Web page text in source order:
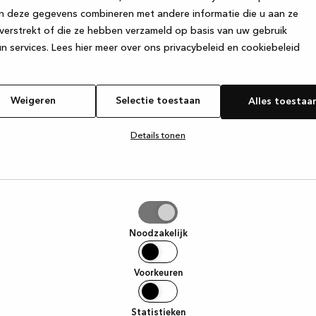
deze gegevens combineren met andere informatie die u aan ze
of die ze hebben verzameld op basis van uw gebruik
services. Lees hier meer over ons privacybeleid en cookiebeleid
Weigeren Selectie toestaan Alles
Details tonen
Noodzakelijk
Voorkeuren
Statistieken
has occurred while loadingwww.kvik.be (see the